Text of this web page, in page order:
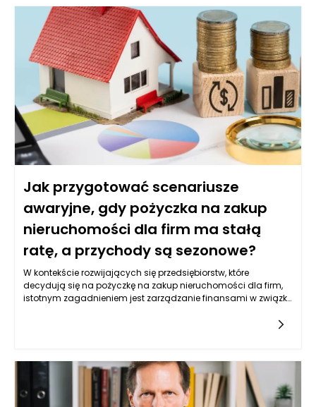
szybkim napełnianiu, mają znaczący wpływ na ten proces.
Odpowiednia kalibracja maszyn oraz rodzaj
wykorzystywanego materiału, z którego wykonane są worki,
mogą podnieść stabilność ładunku na palecie oraz ochronić
zawartość przed ewentualnymi uszkodzeniami.
Jak przygotować scenariusze
awaryjne, gdy pożyczka na zakup
nieruchomości dla firm ma stałą
ratę, a przychody są sezonowe?
W kontekście rozwijających się przedsiębiorstw, które
decydują się na pożyczkę na zakup nieruchomości dla firm,
istotnym zagadnieniem jest zarządzanie finansami w związku
zaplanowanie scenariuszy awaryjnych. Warto wziąć pod
uwagę kilka kluczowych aspektów, które pomogą firmom w
radzeniu sobie z ewentualnymi trudnościami finansowymi.